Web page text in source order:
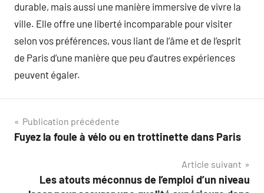
durable, mais aussi une manière immersive de vivre la
ville. Elle offre une liberté incomparable pour visiter
selon vos préférences, vous liant de l’âme et de l’esprit
de Paris d’une manière que peu d’autres expériences
peuvent égaler.
Navigation
de
Publication précédente
Fuyez la foule à vélo ou en trottinette dans Paris
Article suivant
Les atouts méconnus de l’emploi d’un niveau